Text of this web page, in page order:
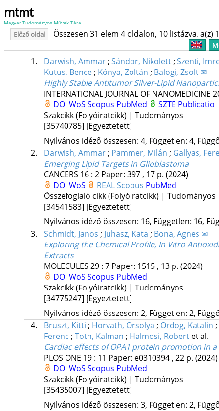
mtmt
Magyar Tudományos Művek Tára
Előző oldal Összesen 31 elem 4 oldalon, 10 listázva, a(z)
1. Darwish, Ammar; Sándor, Nikolett; Szenti,
Kutus, Bence; Kónya, Zoltán ; Balogi, Zsolt ✉
Highly Stable Antitumor Silver-Lipid
INTERNATIONAL JOURNAL OF NANOMEDICINE
DOI WoS Scopus PubMed
SZTE Publicatio
Szakcikk (Folyóiratcikk) | Tudományos
[35740785] [Egyeztetett]
Nyilvános idéző összesen: 4, Független: 4,
2.
Darwish, Ammar; Pammer, Milán ; Gallyas,
Emerging Lipid Targets in Glioblastoma
CANCERS 16: 2 Paper: 397 , 17 p. (2024)
DOI WoS REALScopus PubMed
Összefoglaló cikk (Folyóiratcikk) | Tudományos
[34541583] [Egyeztetett]
Nyilvános idéző összesen: 16, Független: 16,
3.
Schmidt, Janos ; Juhasz, Kata ; Bona, Agnes ✉
Exploring the Chemical Profile, In Vitro
Extracts
MOLECULES 29: 7 Paper: 1515 , 13 p. (2024)
DOI WoS Scopus PubMed
Szakcikk (Folyóiratcikk) | Tudományos
[34775247] [Egyeztetett]
Nyilvános idéző összesen: 2, Független: 2,
4.
Bruszt, Kitti ; Horvath, Orsolya ; Ordog, Katalin ;
Ferenc ; Toth, Kalman ; Halmosi, Robert et al.
Cardiac effects of OPA1 protein promotion in
PLOS ONE 19: 11 Paper: e0310394 , 22 p. (2024)
DOI WoS Scopus PubMed
Szakcikk (Folyóiratcikk) | Tudományos
[35435007] [Egyeztetett]
Nyilvános idéző összesen: 3, Független: 2,